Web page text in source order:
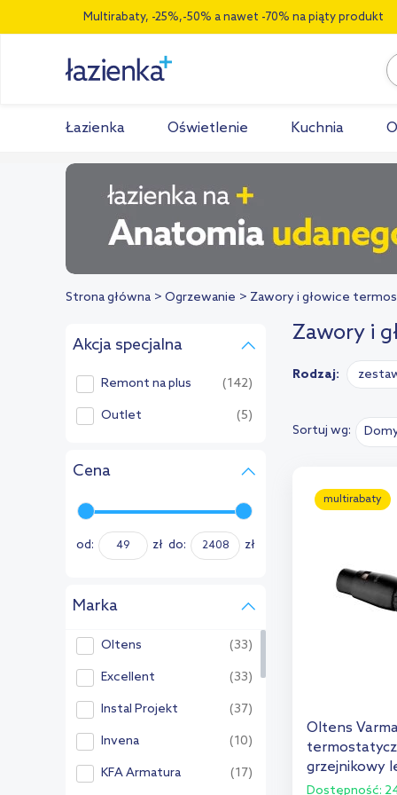
Multirabaty, -25%,-50% a nawet -70% na piąty produkt
Łazienka Oświetlenie Kuchnia
Strona główna Ogrzewanie Zawory i głowice
Akcja specjalna
Remont na plus (142)
Outlet (5)
Cena
od: zł do: zł
Marka
Oltens (33)
Excellent (33)
Instal Projekt (37)
Invena (10)
KFA Armatura (17)
Zawory i
Rodzaj:
Sortuj wg:
multirabaty
Oltens
grzejnikowy
55901300
Dostępność: